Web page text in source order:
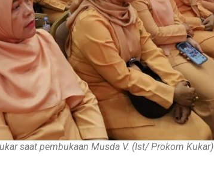
saat pembukaan Musda V. (Ist/ Prokom Kukar)